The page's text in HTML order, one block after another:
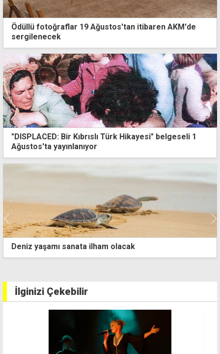
Ödüllü fotoğraflar 19 Ağustos'tan itibaren AKM'de
sergilenecek
"DISPLACED: Bir Kıbrıslı Türk Hikayesi" belgeseli 1
Ağustos'ta yayınlanıyor
Deniz yaşamı sanata ilham olacak
İlginizi Çekebilir